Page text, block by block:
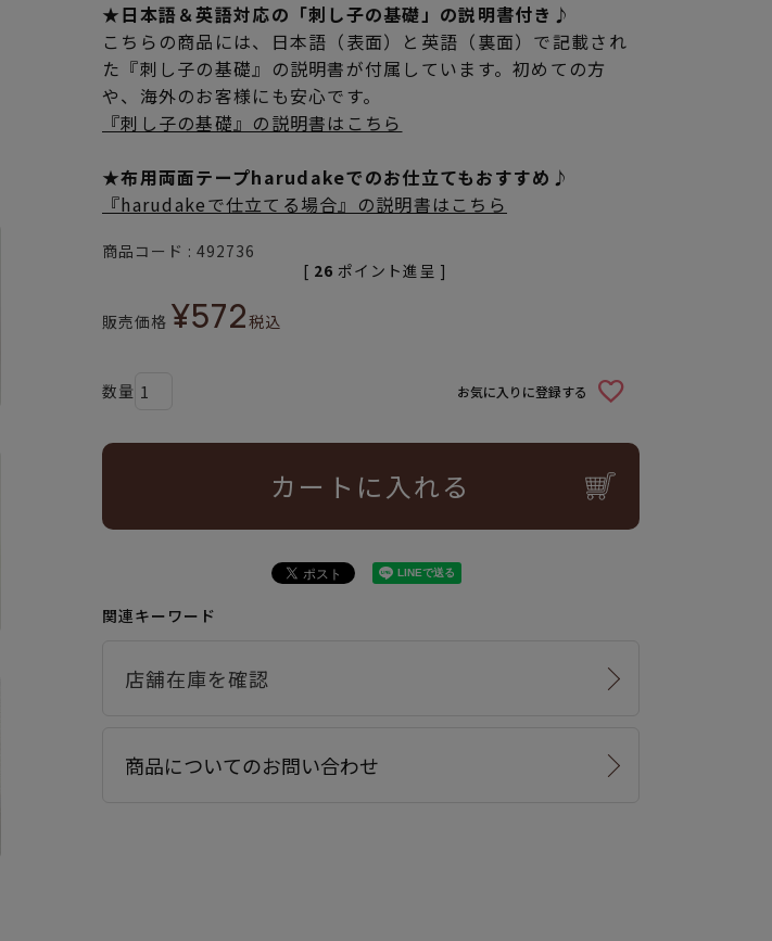
★日本語＆英語対応の「刺し子の基礎」の説明書付き♪
こちらの商品には、日本語（表面）と英語（裏面）で記載され
た『刺し子の基礎』の説明書が付属しています。初めての方
や、海外のお客様にも安心です。
『刺し子の基礎』の説明書はこちら
★布用両面テープharudakeでのお仕立てもおすすめ♪
『harudakeで仕立てる場合』の説明書はこちら
商品コード 492736
販売価格 ¥572税込
[ 26 ポイント進呈 ]
お気に入りに登録する
カートに入れる
関連キーワード
商品についてのお問い合わせ